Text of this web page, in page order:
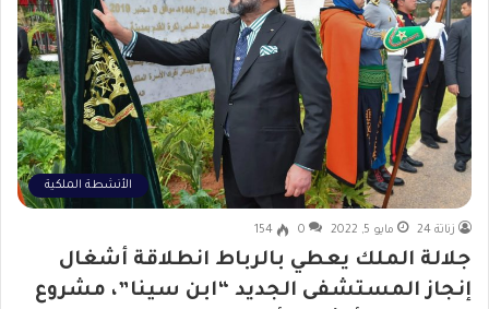
الأنشطة الملكية
زناتة 24 مايو 5, 2022 0
154
جلالة الملك يعطي بالرباط انطلاقة أشغال
إنجاز المستشفى الجديد “ابن سينا”، مشروع